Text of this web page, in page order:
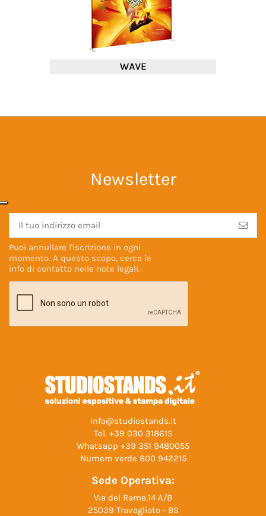
Newsletter
Puoi annullare l'iscrizione in ogni
momento. A questo scopo, cerca le
info di contatto nelle note legali.
info@studiostands.it
Tel. +39 030 318615
Whatsapp +39 351 9480055
Numero verde 800 942215
Sede Operativa:
Via del Rame,14 A/B
25039 Travagliato - BS